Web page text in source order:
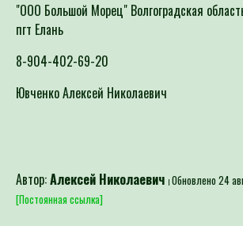
"ООО Большой Морец" Волгоградская
пгт Елань
8-904-402-69-20
Ювченко Алексей Николаевич
Автор:Алексей Николаевич Обновлено 24
[Постоянная ссылка]